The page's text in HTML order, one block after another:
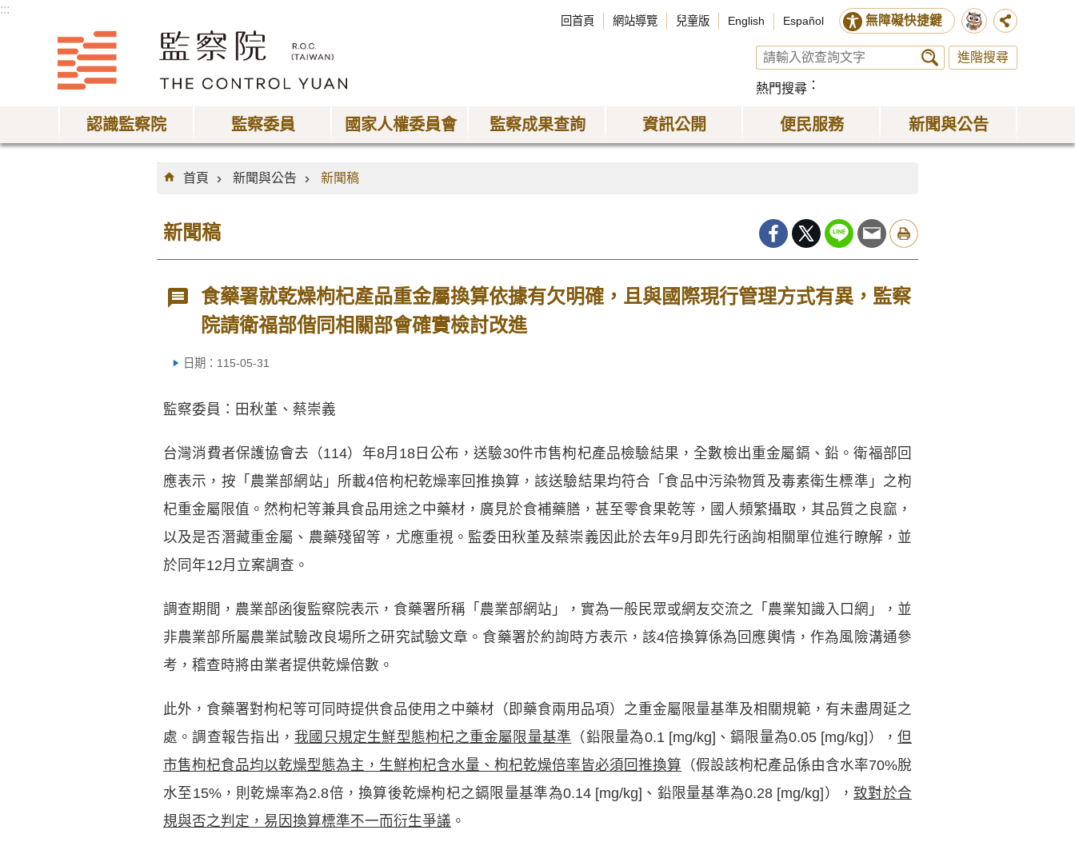
:::
回首頁 網站導覽 兒童版 English Español 無障礙快捷鍵
進階搜尋
熱門搜尋
認識監察院 監察委員 國家人權委員會 監察成果查詢 資訊公開 便民服務 新聞與公告
:::
首頁
新聞與公告 新聞稿
新聞稿
食藥署就乾燥枸杞產品重金屬換算依據有欠明確，且與國際現行管理方式有異，監察
院請衛福部偕同相關部會確實檢討改進
日期：115-05-31
監察委員：田秋堇、蔡崇義
台灣消費者保護協會去（114）年8月18日公布，送驗30件市售枸杞產品檢驗結果，全數檢出重金屬鎘、鉛。衛福部回
應表示，按「農業部網站」所載4倍枸杞乾燥率回推換算，該送驗結果均符合「食品中污染物質及毒素衛生標準」之枸
杞重金屬限值。然枸杞等兼具食品用途之中藥材，廣見於食補藥膳，甚至零食果乾等，國人頻繁攝取，其品質之良窳，
以及是否潛藏重金屬、農藥殘留等，尤應重視。監委田秋堇及蔡崇義因此於去年9月即先行函詢相關單位進行瞭解，並
於同年12月立案調查。
調查期間，農業部函復監察院表示，食藥署所稱「農業部網站」，實為一般民眾或網友交流之「農業知識入口網」，並
非農業部所屬農業試驗改良場所之研究試驗文章。食藥署於約詢時方表示，該4倍換算係為回應輿情，作為風險溝通參
考，稽查時將由業者提供乾燥倍數。
此外，食藥署對枸杞等可同時提供食品使用之中藥材（即藥食兩用品項）之重金屬限量基準及相關規範，有未盡周延之
處。調查報告指出， 我國只規定生鮮型態枸杞之重金屬限量基準 （鉛限量為0.1 [mg/kg]、鎘限量為0.05 [mg/kg]），但
市售枸杞食品均以乾燥型態為主，生鮮枸杞含水量、枸杞乾燥倍率皆必須回推換算 （假設該枸杞產品係由含水率70%脫
水至15%，則乾燥率為2.8倍，換算後乾燥枸杞之鎘限量基準為0.14 [mg/kg]、鉛限量基準為0.28 [mg/kg]）， 致對於合
規與否之判定，易因換算標準不一而衍生爭議 。